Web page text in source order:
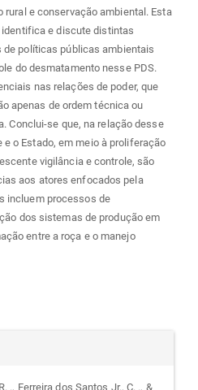
rural e conservação ambiental. Esta
e discute distintas
políticas públicas ambientais
do desmatamento nesse PDS.
nas relações de poder, que
apenas de ordem técnica ou
Conclui-se que, na relação desse
o Estado, em meio à proliferação
vigilância e controle, são
aos atores enfocados pela
incluem processos de
dos sistemas de produção em
entre a roça e o manejo
., Ferreira dos Santos Jr., C. ., &